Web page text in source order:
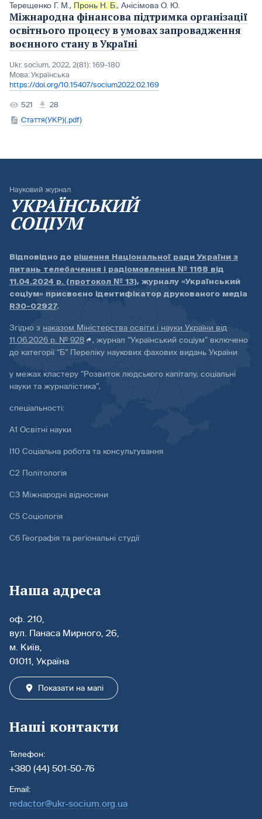
Терещенко Г. М. , Пронь Н. Б. , Анісімова О. Ю.
Міжнародна фінансова підтримка організації
освітнього процесу в умовах запровадження
воєнного стану в Україні
Ukr. socìum, 2022, 2(81): 169-180
Мова:Українська
https://doi.org/10.15407/socium2022.02.169
521
28
Стаття(УКР)(.pdf)
Науковий журнал
УКРАЇНСЬКИЙ
СОЦІУМ
Відповідно до рішення Національної ради України з
питань телебачення і радіомовлення № 1168 від
11.04.2024 р. (протокол № 13), журналу «Український
соціум» присвоєно ідентифікатор друкованого медіа
R30-02927.
Згідно з наказом Міністерства освіти і науки України від
11.06.2026 р. № 928
, журнал “Український соціум” включено
до категорії “Б” Переліку наукових фахових видань України
у межах кластеру “Розвиток людського капіталу, соціальні
науки та журналістика”,
спеціальності:
А1 Освітні науки
І10 Соціальна робота та консультування
С2 Політологія
С3 Міжнародні відносини
С5 Соціологія
С6 Географія та регіональні студії
Наша адреса
оф. 210,
вул. Панаса Мирного, 26,
м. Київ,
01011, Україна
Показати на мапі
Наші контакти
Телефон:
+380 (44) 501-50-76
Email:
redactor@ukr-socium.org.ua